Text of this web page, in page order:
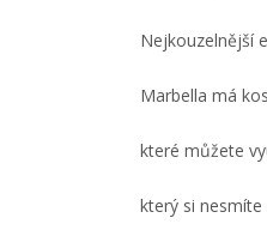
Nejkouzelnější
Marbella má
které můžete
který si